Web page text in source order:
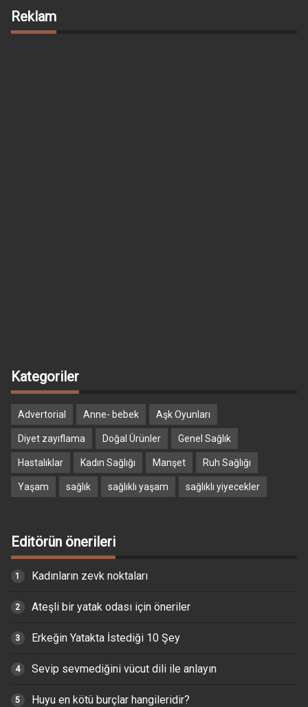
Reklam
Kategoriler
Advertorial Anne- bebek Aşk Oyunları
Diyet zayıflama Doğal Ürünler Genel Sağlık
Hastalıklar Kadın Sağlığı Manşet Ruh Sağlığı
Yaşam sağlık sağlıklı yaşam sağlıklı yiyecekler
Editörün önerileri
Kadınların zevk noktaları
Ateşli bir yatak odası için öneriler
Erkeğin Yatakta İstediği 10 Şey
Sevip sevmediğini vücut dili ile anlayın
Huyu en kötü burçlar hangileridir?